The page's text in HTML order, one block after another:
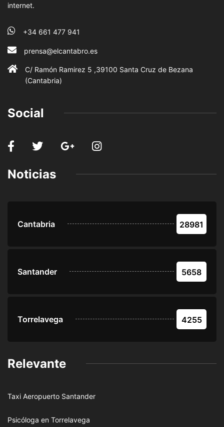
internet.
+34 661 477 941
prensa@elcantabro.es
C/ Ramón Ramirez 5 ,39100 Santa Cruz de Bezana
(Cantabria)
Social
Noticias
Cantabria 28981
Santander 5658
Torrelavega 4255
Relevante
Taxi Aeropuerto Santander
Psicóloga en Torrelavega